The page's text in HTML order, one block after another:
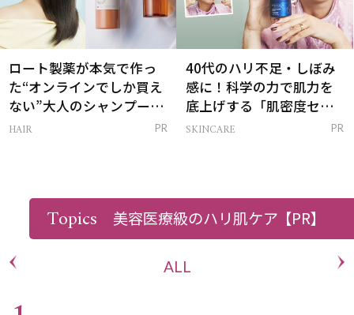
ロート製薬が本気で作っ
た“オンラインでしか買え
ない”大人のシャンプー＆
トリートメントって？
HAIR PR
40代のハリ不足・しぼみ
感に！科学の力で肌力を
底上げする「肌密度セラ
ム」
SKINCARE PR
RANKING
ALL
Topics 美容医療級のハリ肌ケア【PR】